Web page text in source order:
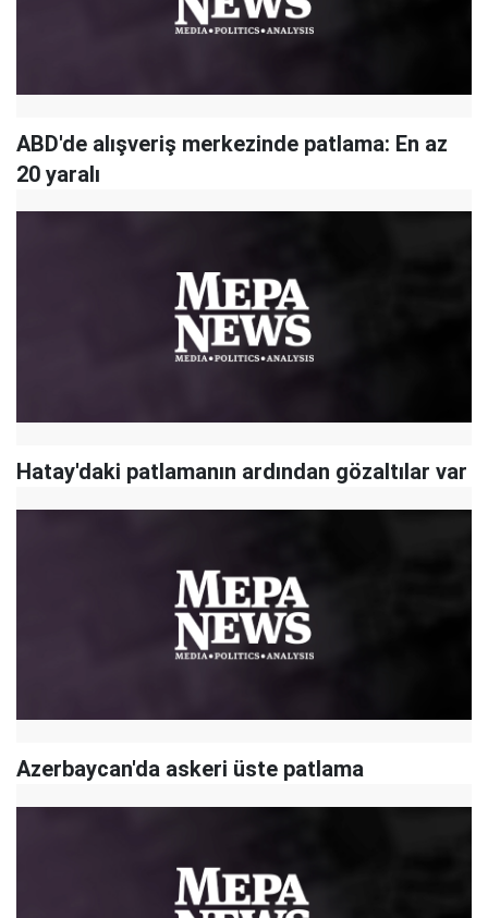
ABD'de alışveriş merkezinde patlama: En az
20 yaralı
Hatay'daki patlamanın ardından gözaltılar var
Azerbaycan'da askeri üste patlama